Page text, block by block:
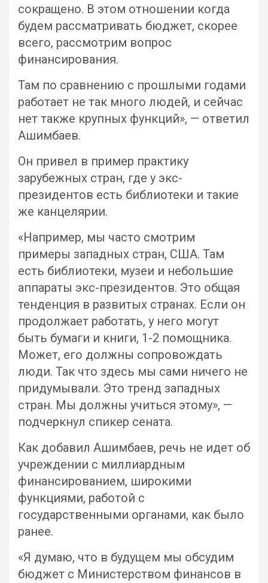
сокращено. В этом отношении когда
будем рассматривать бюджет, скорее
всего, рассмотрим вопрос
финансирования.
Там по сравнению с прошлыми годами
работает не так много людей, и сейчас
нет также крупных функций», — ответил
Ашимбаев.
Он привел в пример практику
зарубежных стран, где у экс-
президентов есть библиотеки и такие
же канцелярии.
«Например, мы часто смотрим
примеры западных стран, США. Там
есть библиотеки, музеи и небольшие
аппараты экс-президентов. Это общая
тенденция в развитых странах. Если он
продолжает работать, у него могут
быть бумаги и книги, 1-2 помощника.
Может, его должны сопровождать
люди. Так что здесь мы сами ничего не
придумывали. Это тренд западных
стран. Мы должны учиться этому», —
подчеркнул спикер сената.
Как добавил Ашимбаев, речь не идет об
учреждении с миллиардным
финансированием, широкими
функциями, работой с
государственными органами, как было
ранее.
«Я думаю, что в будущем мы обсудим
бюджет с Министерством финансов в